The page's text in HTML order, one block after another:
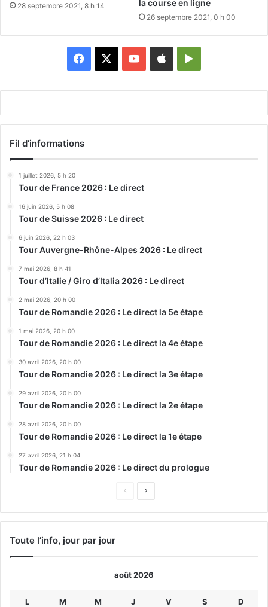
28 septembre 2021, 8 h 14
la course en ligne
26 septembre 2021, 0 h 00
Facebook YouTubeAppleGoogle
Fil d’informations
1 juillet 2026, 5 h 20
Tour de France 2026 : Le direct
16 juin 2026, 5 h 08
Tour de Suisse 2026 : Le direct
6 juin 2026, 22 h 03
Tour Auvergne-Rhône-Alpes 2026 : Le direct
7 mai 2026, 8 h 41
Tour d’Italie / Giro d’Italia 2026 : Le direct
2 mai 2026, 20 h 00
Tour de Romandie 2026 : Le direct la 5e étape
1 mai 2026, 20 h 00
Tour de Romandie 2026 : Le direct la 4e étape
30 avril 2026, 20 h 00
Tour de Romandie 2026 : Le direct la 3e étape
29 avril 2026, 20 h 00
Tour de Romandie 2026 : Le direct la 2e étape
28 avril 2026, 20 h 00
Tour de Romandie 2026 : Le direct la 1e étape
27 avril 2026, 21 h 04
Tour de Romandie 2026 : Le direct du prologue
Page
Page
Toute l’info, jour par jour
août 2026
L M M J V S D